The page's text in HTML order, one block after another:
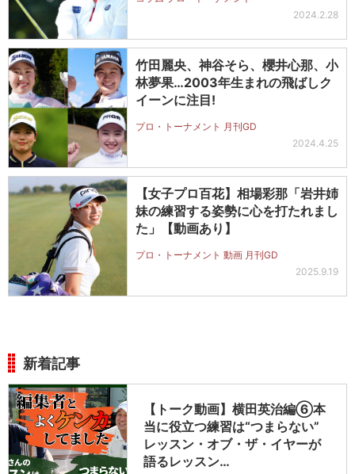
2024.2.28
竹田麗央、神谷そら、櫻井心那、小
林夢果…2003年生まれの飛ばしク
イーンに注目!
プロ・トーナメント 月刊GD
2024.4.25
【女子プロ百花】相場彩那「岩井姉
妹の練習する姿勢に心を打たれまし
た」【動画あり】
プロ・トーナメント 動画 月刊GD
2025.9.19
新着記事
【トーク動画】横田英治編⑥本
当に役立つ練習は“つまらない”
レッスン・オブ・ザ・イヤーが
語るレッスン…